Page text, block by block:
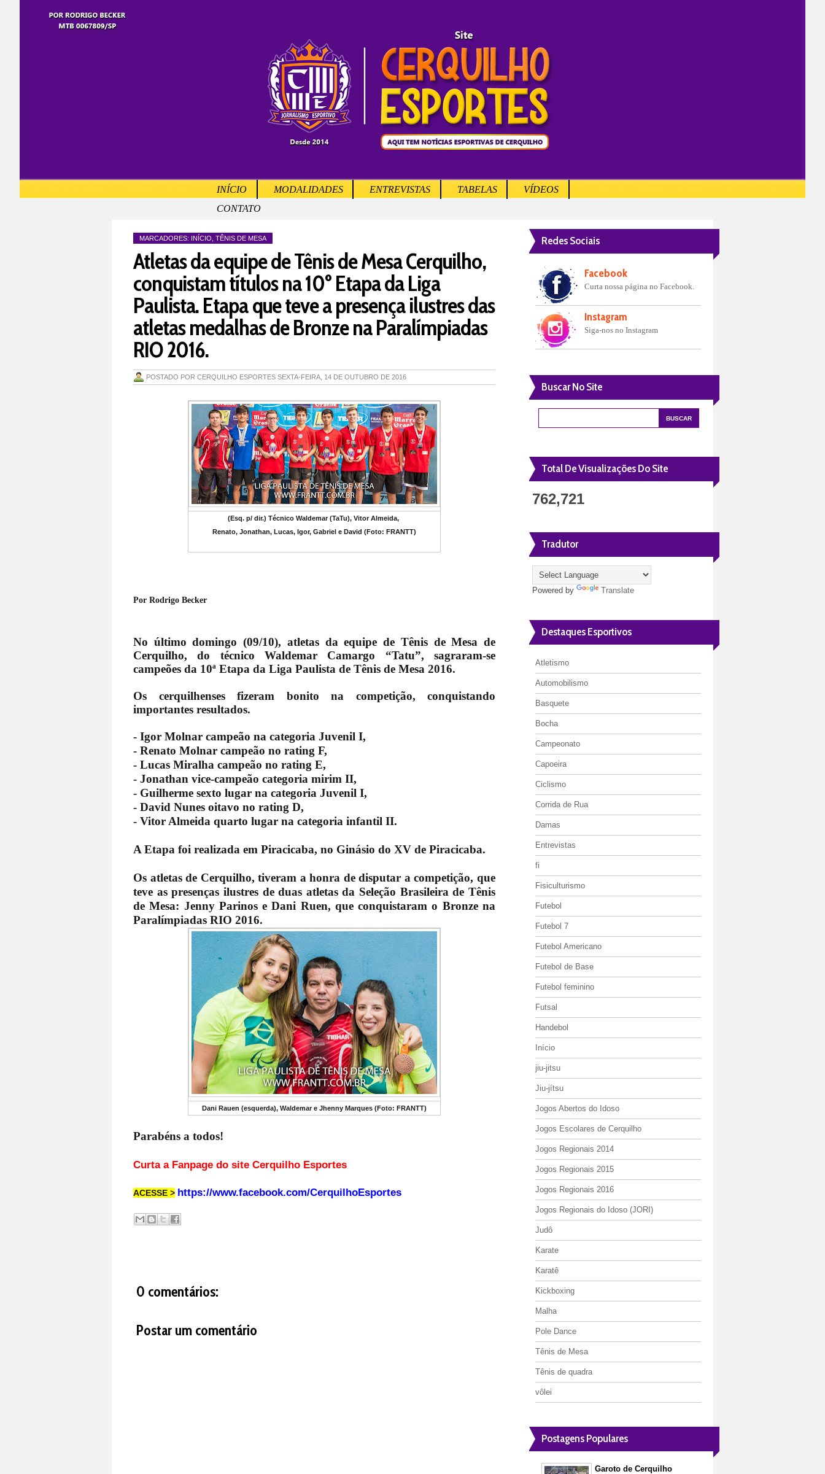
INÍCIO MODALIDADES ENTREVISTAS TABELAS
VÍDEOS
CONTATO
MARCADORES: INÍCIO TÊNIS DE MESA
Atletas da equipe de Tênis de Mesa Cerquilho,
conquistam títulos na 10º Etapa da Liga
Paulista. Etapa que teve a presença ilustres das
atletas medalhas de Bronze na Paralímpiadas
RIO 2016.
POSTADO POR CERQUILHO ESPORTES SEXTA-FEIRA, 14 DE OUTUBRO DE 2016
(Esq. p/ dir.) Técnico Waldemar (TaTu), Vitor Almeida,
Renato, Jonathan, Lucas, Igor, Gabriel e David (Foto: FRANTT)
Por Rodrigo Becker
No último domingo (09/10), atletas da equipe de Tênis de Mesa de
Cerquilho, do técnico Waldemar Camargo “Tatu”, sagraram-se
campeões da 10ª Etapa da Liga Paulista de Tênis de Mesa 2016.
Os cerquilhenses fizeram bonito na competição, conquistando
importantes resultados.
- Igor Molnar campeão na categoria Juvenil I,
- Renato Molnar campeão no rating F,
- Lucas Miralha campeão no rating E,
- Jonathan vice-campeão categoria mirim II,
- Guilherme sexto lugar na categoria Juvenil I,
- David Nunes oitavo no rating D,
- Vitor Almeida quarto lugar na categoria infantil II.
A Etapa foi realizada em Piracicaba, no Ginásio do XV de Piracicaba.
Os atletas de Cerquilho, tiveram a honra de disputar a competição, que
teve as presenças ilustres de duas atletas da Seleção Brasileira de Tênis
de Mesa: Jenny Parinos e Dani Ruen, que conquistaram o Bronze na
Paralímpiadas RIO 2016.
Dani Rauen (esquerda), Waldemar e Jhenny Marques (Foto: FRANTT)
Parabéns a todos!
Curta a Fanpage do site Cerquilho Esportes
ACESSE > https://www.facebook.com/CerquilhoEsportes
0 comentários:
Postar um comentário
Redes Sociais
Facebook
Curta nossa página no Facebook.
Instagram
Siga-nos no Instagram
Buscar No Site
Total De Visualizações Do Site
762,721
Tradutor
Powered by Translate
Destaques Esportivos
Atletismo
Automobilismo
Basquete
Bocha
Campeonato
Capoeira
Ciclismo
Corrida de Rua
Damas
Entrevistas
fi
Fisiculturismo
Futebol
Futebol 7
Futebol Americano
Futebol de Base
Futebol feminino
Futsal
Handebol
Início
jiu-jitsu
Jiu-jítsu
Jogos Abertos do Idoso
Jogos Escolares de Cerquilho
Jogos Regionais 2014
Jogos Regionais 2015
Jogos Regionais 2016
Jogos Regionais do Idoso (JORI)
Judô
Karate
Karatê
Kickboxing
Malha
Pole Dance
Tênis de Mesa
Tênis de quadra
vôlei
Postagens Populares
Garoto de Cerquilho